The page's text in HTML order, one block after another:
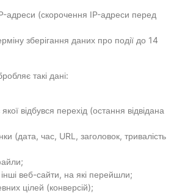
адреси (скорочення IP-адреси перед
зберігання даних про події до 14
такі дані:
відбувся перехід (остання відвідана
(дата, час, URL, заголовок, тривалість
веб-сайти, на які перейшли;
цілей (конверсій);